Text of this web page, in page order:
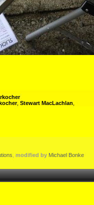
, Stewart MacLachlan
modified by Michael Bonke